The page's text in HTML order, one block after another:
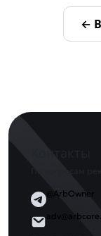
←
@ArbOwner